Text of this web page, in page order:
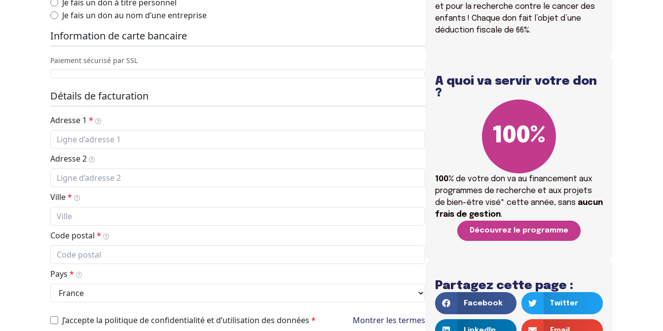
et pour la recherche contre le cancer des
enfants ! Chaque don fait l’objet d’une
déduction fiscale de 66%.
A quoi va servir votre don
?
100%
100% de votre don va au financement aux
programmes de recherche et aux projets
de bien-être visé* cette année, sans aucun
frais de gestion.
Découvrez le programme
Partagez cette page :
Facebook Twitter